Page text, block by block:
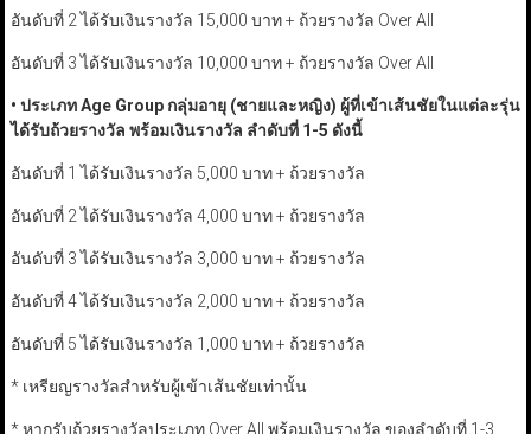
อันดับที่ 2 ได้รับเงินรางวัล 15,000 บาท + ถ้วยรางวัล Over All
อันดับที่ 3 ได้รับเงินรางวัล 10,000 บาท + ถ้วยรางวัล Over All
• ประเภทAge Group กลุ่มอายุ (ชายและหญิง) ผู้ที่เข้าเส้นชัยในแต่ละรุ่น
ได้รับถ้วยรางวัล พร้อมเงินรางวัล ลำดับที่ 1-5 ดังนี้
อันดับที่ 1 ได้รับเงินรางวัล 5,000 บาท + ถ้วยรางวัล
อันดับที่ 2 ได้รับเงินรางวัล 4,000 บาท + ถ้วยรางวัล
อันดับที่ 3 ได้รับเงินรางวัล 3,000 บาท + ถ้วยรางวัล
อันดับที่ 4 ได้รับเงินรางวัล 2,000 บาท + ถ้วยรางวัล
อันดับที่ 5 ได้รับเงินรางวัล 1,000 บาท + ถ้วยรางวัล
* เหรียญรางวัลสำหรับผู้เข้าเส้นชัยเท่านั้น
* หากรับถ้วยรางวัลประเภท Over All พร้อมเงินรางวัล ของลำดับที่ 1-3